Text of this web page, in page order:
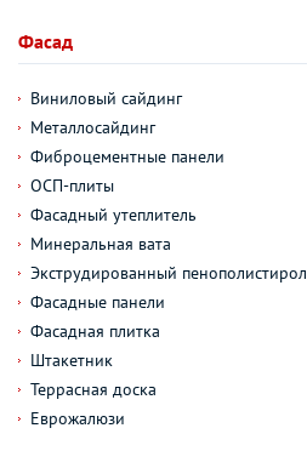
Фасад
Виниловый сайдинг
Металлосайдинг
Фиброцементные панели
ОСП-плиты
Фасадный утеплитель
Минеральная вата
Экструдированный пенополистирол
Фасадные панели
Фасадная плитка
Штакетник
Террасная доска
Еврожалюзи